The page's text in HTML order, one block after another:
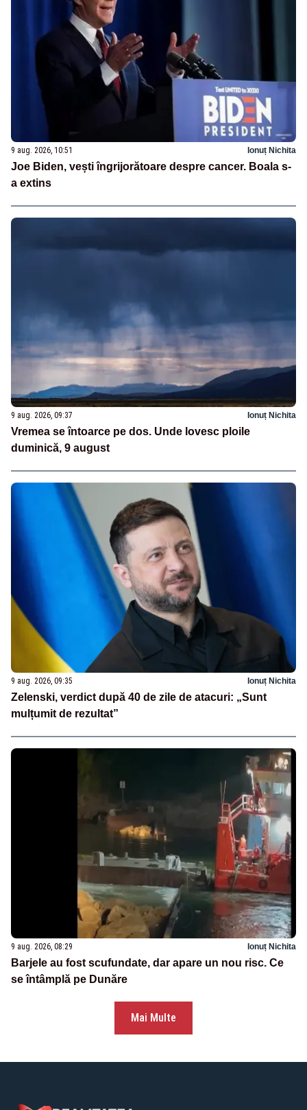
9 aug. 2026, 10:51 Ionuț Nichita
Joe Biden, vești îngrijorătoare despre cancer. Boala s-
a extins
9 aug. 2026, 09:37 Ionuț Nichita
Vremea se întoarce pe dos. Unde lovesc ploile
duminică, 9 august
9 aug. 2026, 09:35 Ionuț Nichita
Zelenski, verdict după 40 de zile de atacuri: „Sunt
mulțumit de rezultat”
9 aug. 2026, 08:29 Ionuț Nichita
Barjele au fost scufundate, dar apare un nou risc. Ce
se întâmplă pe Dunăre
Mai Multe